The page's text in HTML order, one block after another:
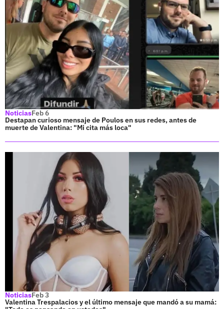
NoticiasFeb 6
Destapan curioso mensaje de Poulos en sus redes, antes de
muerte de Valentina: "Mi cita más loca"
NoticiasFeb 3
Valentina Trespalacios y el último mensaje que mandó a su mamá: